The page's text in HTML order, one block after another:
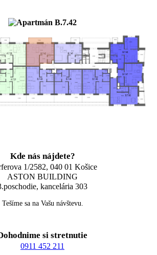
Kde nás nájdete?
1/2582, 040 01 Košice
ASTON BUILDING
kancelária 303
Tešíme sa na Vašu návštevu.
si stretnutie
0911 452 211